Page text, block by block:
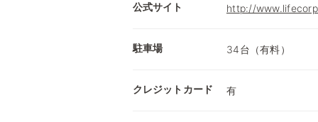
公式サイト http://
駐車場 34台（有料）
クレジットカード 有